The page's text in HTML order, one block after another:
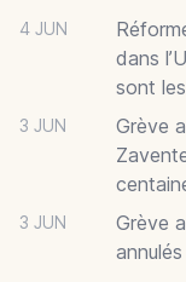
4 JUN
dans
sont
3 JUN
Grève
3 JUN
Grève